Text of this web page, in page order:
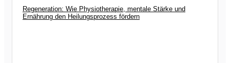
Regeneration: Wie Physiotherapie, mentale Stärke und
Ernährung den Heilungsprozess fördern